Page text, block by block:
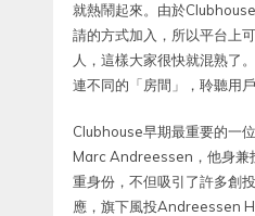
就熱鬧起來。由於
請的方式加入，所以平台上
人，這樣大家很快就混熟了
連不同的「房間」，聆聽用
Clubhouse早期最重要的一
Marc Andreessen，他身兼
重身份，不但吸引了許多創
應，旗下風投Andreessen